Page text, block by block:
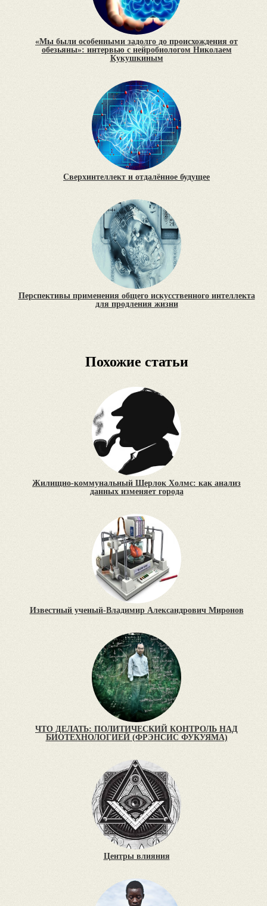
«Мы были особенными задолго до происхождения от
обезьяны»: интервью с нейробиологом Николаем
Кукушкиным
Сверхинтеллект и отдалённое будущее
Перспективы применения общего искусственного интеллекта
для продления жизни
Похожие статьи
Жилищно-коммунальный Шерлок Холмс: как анализ
данных изменяет города
Известный ученый-Владимир Александрович Миронов
ЧТО ДЕЛАТЬ: ПОЛИТИЧЕСКИЙ КОНТРОЛЬ НАД
БИОТЕХНОЛОГИЕЙ (ФРЭНСИС ФУКУЯМА)
Центры влияния